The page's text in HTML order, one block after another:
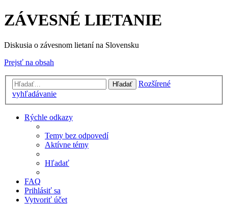
ZÁVESNÉ LIETANIE
Diskusia o závesnom lietaní na Slovensku
Prejsť na obsah
Hľadať
Rozšírené
vyhľadávanie
Rýchle odkazy
Temy bez odpovedí
Aktívne témy
Hľadať
FAQ
Prihlásiť sa
Vytvoriť účet